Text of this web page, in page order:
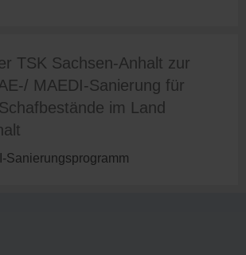
TSK Sachsen-Anhalt zur
MAEDI-Sanierung für
im Land
Sanierungsprogramm